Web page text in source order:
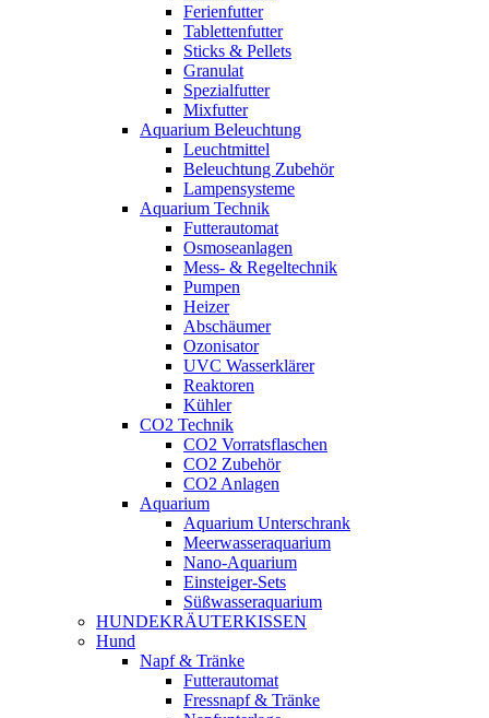
Ferienfutter
Tablettenfutter
Sticks & Pellets
Granulat
Spezialfutter
Mixfutter
Aquarium Beleuchtung
Leuchtmittel
Beleuchtung Zubehör
Lampensysteme
Aquarium Technik
Futterautomat
Osmoseanlagen
Mess- & Regeltechnik
Pumpen
Heizer
Abschäumer
Ozonisator
UVC Wasserklärer
Reaktoren
Kühler
CO2 Technik
CO2 Vorratsflaschen
CO2 Zubehör
CO2 Anlagen
Aquarium
Aquarium Unterschrank
Meerwasseraquarium
Nano-Aquarium
Einsteiger-Sets
Süßwasseraquarium
HUNDEKRÄUTERKISSEN
Hund
Napf & Tränke
Futterautomat
Fressnapf & Tränke